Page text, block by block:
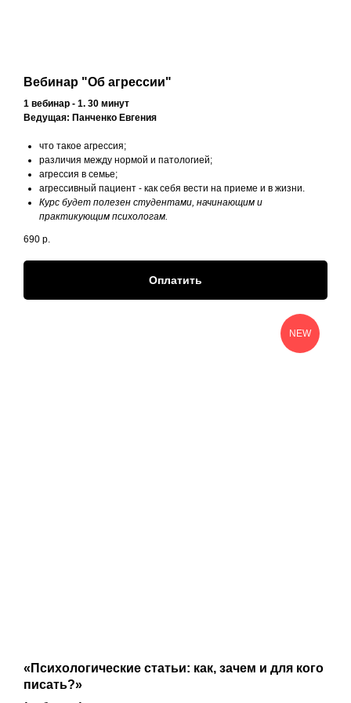
Вебинар "Об агрессии"
1 вебинар - 1. 30 минут
Ведущая: Панченко Евгения
что такое агрессия;
различия между нормой и патологией;
агрессия в семье;
агрессивный пациент - как себя вести на приеме и в жизни.
Курс будет полезен студентами, начинающим и
практикующим психологам.
690 р.
Оплатить
NEW
«Психологические статьи: как, зачем и для кого
писать?»